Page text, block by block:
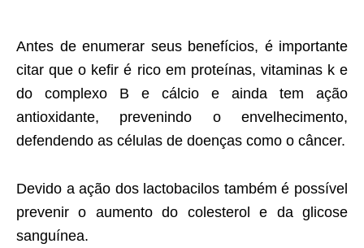
Antes de enumerar seus benefícios, é importante
citar que o kefir é rico em proteínas, vitaminas k e
do complexo B e cálcio e ainda tem ação
antioxidante, prevenindo o envelhecimento,
defendendo as células de doenças como o câncer.
Devido a ação dos lactobacilos também é possível
prevenir o aumento do colesterol e da glicose
sanguínea.